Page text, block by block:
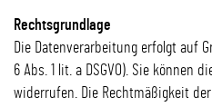
Rechtsgrundlage
Die Datenverarbeitung erfolgt auf
6 Abs. 1 lit. a DSGVO). Sie können
widerrufen. Die Rechtmäßigkeit